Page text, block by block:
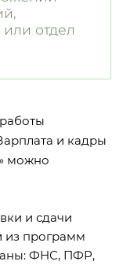
отдел
и кадры
можно
и сдачи
из программ
ФНС, ПФР,